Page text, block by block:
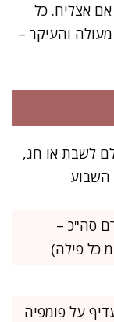
אצליח. כל
והעיקר –
מושלם לשבת או חג,
השבוע
טריים של דג לבן (800 גרם סה"כ –
גרם סה"כ, עדיף על פומפיה